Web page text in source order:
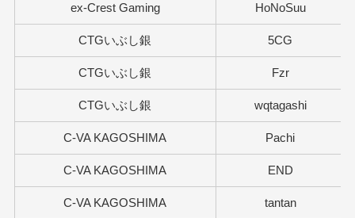
ex-Crest Gaming HoNoSuu
CTGいぶし銀 5CG
CTGいぶし銀 Fzr
CTGいぶし銀 wqtagashi
C-VA KAGOSHIMA Pachi
C-VA KAGOSHIMA END
C-VA KAGOSHIMA tantan